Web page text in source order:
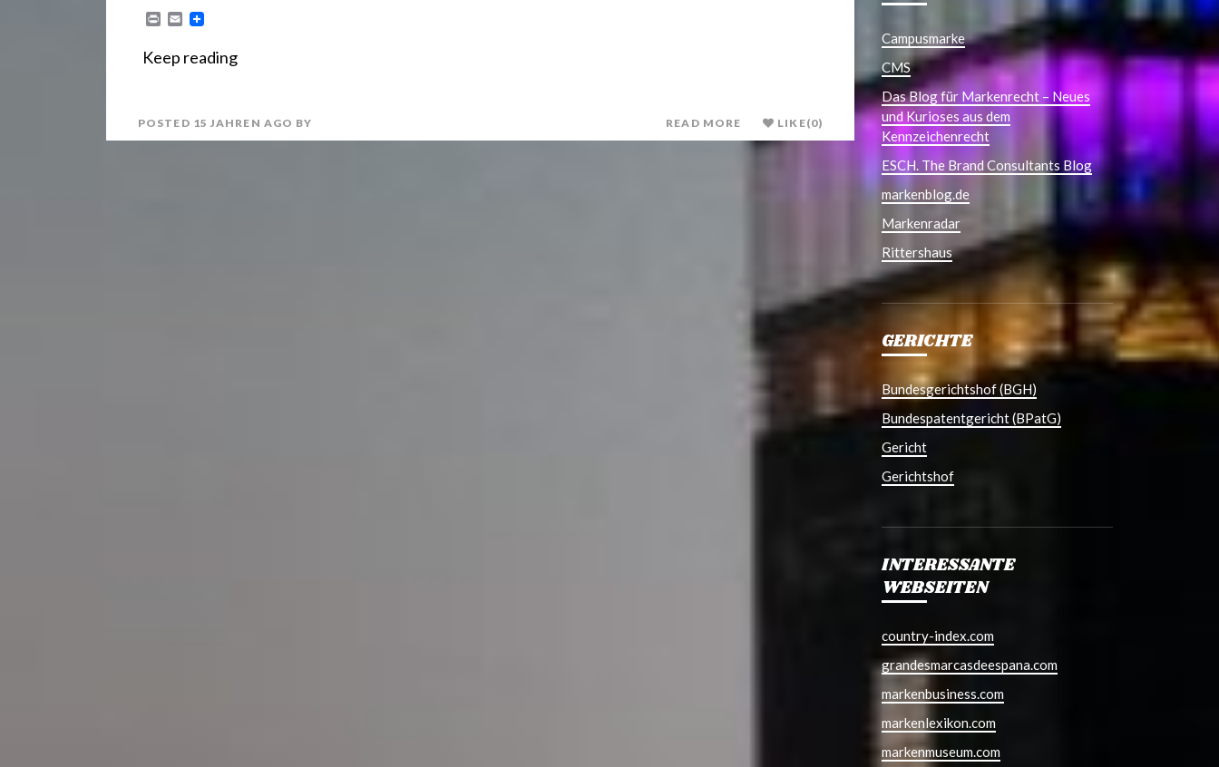
n
E
i
Keep reading
POSTED 15 JAHREN AGO BY READ MORE LIKE(0)
Campusmarke
CMS
Das Blog für Markenrecht – Neues
und Kurioses aus dem
Kennzeichenrecht
ESCH. The Brand Consultants Blog
markenblog.de
Markenradar
Rittershaus
GERICHTE
Bundesgerichtshof (BGH)
Bundespatentgericht (BPatG)
Gericht
Gerichtshof
INTERESSANTE
WEBSEITEN
country-index.com
grandesmarcasdeespana.com
markenbusiness.com
markenlexikon.com
markenmuseum.com